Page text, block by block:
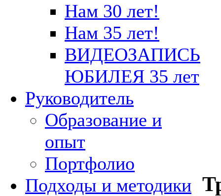
Нам 30 лет!
Нам 35 лет!
ВИДЕОЗАПИСЬ
ЮБИЛЕЯ 35 лет
Руководитель
Образование и
опыт
Портфолио
Подходы и методики